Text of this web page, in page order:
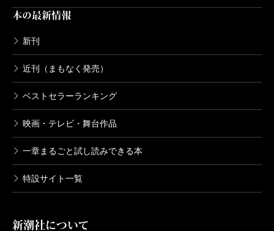
本の最新情報
新刊
近刊（まもなく発売）
ベストセラーランキング
映画・テレビ・舞台作品
一章まるごと試し読みできる本
特設サイト一覧
新潮社について